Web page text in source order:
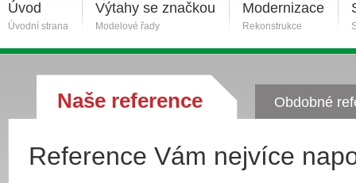
Úvod
Úvodní strana
Výtahy se značkou
Modelové řady
Modernizace
Rekonstrukce
Naše reference Obdobné
Reference Vám nejvíce